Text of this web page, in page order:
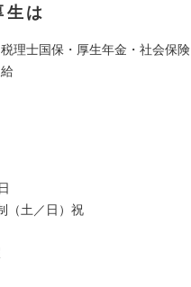
は
税理士国保・厚生年金・社会保険
（土／日）祝